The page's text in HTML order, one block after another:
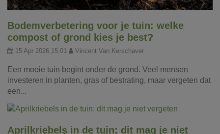
Bodemverbetering voor je tuin: welke
compost of grond kies je best?
15 Apr 2026,15:01 Vincent Van Kerschaver
Een mooie tuin begint onder de grond. Veel mensen
investeren in planten, gras of bestrating, maar vergeten dat
een...
Aprilkriebels in de tuin: dit mag je niet